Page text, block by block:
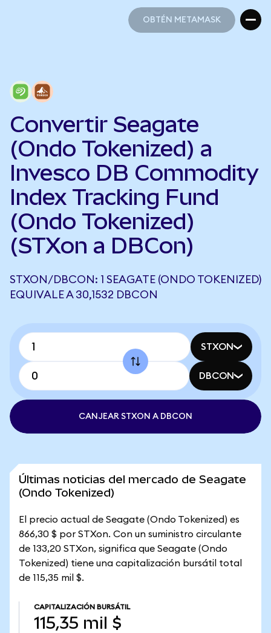
OBTÉN METAMASK
Convertir Seagate
(Ondo Tokenized) a
Invesco DB Commodity
Index Tracking Fund
(Ondo Tokenized)
(STXon a DBCon)
STXON/DBCON: 1 SEAGATE (ONDO TOKENIZED)
EQUIVALE A 30,1532 DBCON
STXON
DBCON
CANJEAR STXON A DBCON
Últimas noticias del mercado de Seagate
(Ondo Tokenized)
El precio actual de Seagate (Ondo Tokenized) es
866,30 $ por STXon. Con un suministro circulante
de 133,20 STXon, significa que Seagate (Ondo
Tokenized) tiene una capitalización bursátil total
de 115,35 mil $.
CAPITALIZACIÓN BURSÁTIL
115,35 mil $